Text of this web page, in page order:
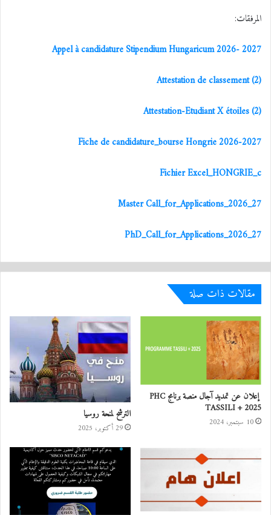
المرفقات:
Appel à candidature Stipendium Hungaricum 2026- 2027
Attestation de classement (2)
Attestation-Etudiant X étoiles (2)
Fiche de candidature_bourse Hongrie 2026-2027
Fichier Excel_HONGRIE_c
Master Call_for_Applications_2026_27
PhD_Call_for_Applications_2026_27
مقالات ذات صلة
إعلان عن تمديد آجال منصة برنامج PHC
TASSILI + 2025
10 سبتمبر، 2024
الترشح لمنحة روسيا
29 أكتوبر، 2025